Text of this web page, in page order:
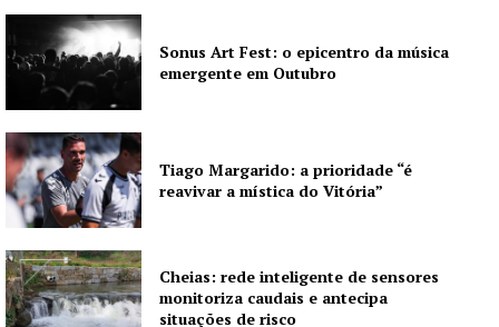
Artigos
Edição Digital
Europa
Grande Entrevista
Publicidade
Quero ser Assinante
Sonus Art Fest: o epicentro da música
emergente em Outubro
Tiago Margarido: a prioridade “é
reavivar a mística do Vitória”
Cheias: rede inteligente de sensores
monitoriza caudais e antecipa
situações de risco